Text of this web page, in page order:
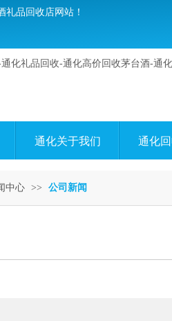
礼品回收店网站！
通化关于我们 通化
中心 >> 公司新闻